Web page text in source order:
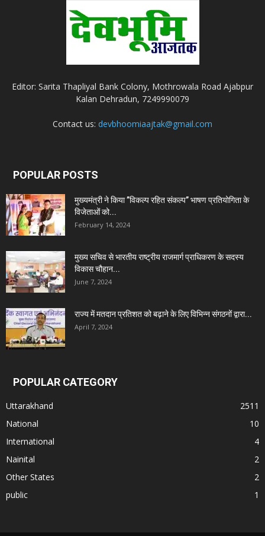
Editor: Sarita Thapliyal Bank Colony, Mothrowala Road Ajabpur
Kalan Dehradun, 7249990079
Contact us: devbhoomiaajtak@gmail.com
POPULAR POSTS
मुख्यमंत्री ने किया ’’विकल्प रहित संकल्प’’ भाषण प्रतियोगिता के
विजेताओं को...
February 14, 2024
मुख्य सचिव से भारतीय राष्ट्रीय राजमार्ग प्राधिकरण के सदस्य
विकास चौहान...
June 7, 2024
राज्य में मतदान प्रतिशत को बढ़ाने के लिए विभिन्न संगठनों द्वारा...
April 7, 2024
POPULAR CATEGORY
Uttarakhand
2511
National
10
International
4
Nainital
2
Other States
2
public
1